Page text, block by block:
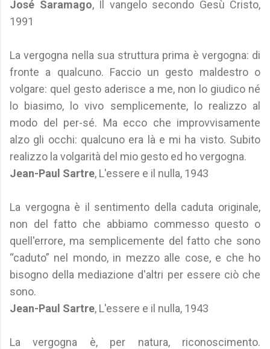
José Saramago, Il vangelo secondo Gesù Cristo,
1991
La vergogna nella sua struttura prima è vergogna: di
fronte a qualcuno. Faccio un gesto maldestro o
volgare: quel gesto aderisce a me, non lo giudico né
lo biasimo, lo vivo semplicemente, lo realizzo al
modo del per-sé. Ma ecco che improvvisamente
alzo gli occhi: qualcuno era là e mi ha visto. Subito
realizzo la volgarità del mio gesto ed ho vergogna.
Jean-Paul Sartre, L'essere e il nulla, 1943
La vergogna è il sentimento della caduta originale,
non del fatto che abbiamo commesso questo o
quell'errore, ma semplicemente del fatto che sono
“caduto” nel mondo, in mezzo alle cose, e che ho
bisogno della mediazione d'altri per essere ciò che
sono.
Jean-Paul Sartre, L'essere e il nulla, 1943
La vergogna è, per natura, riconoscimento.